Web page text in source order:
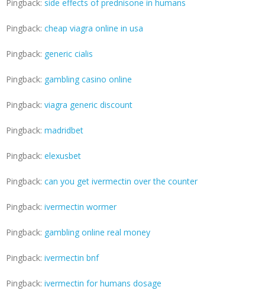
Pingback: side effects of prednisone in humans
Pingback: cheap viagra online in usa
Pingback: generic cialis
Pingback: gambling casino online
Pingback: viagra generic discount
Pingback: madridbet
Pingback: elexusbet
Pingback: can you get ivermectin over the counter
Pingback: ivermectin wormer
Pingback: gambling online real money
Pingback: ivermectin bnf
Pingback: ivermectin for humans dosage